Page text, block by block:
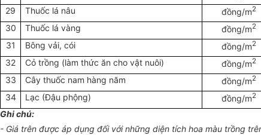
29
Thuốc lá nâu đồng/m2
30
Thuốc lá vàng đồng/m2
31
Bông vải, cói đồng/m2
32
Cỏ trồng (làm thức ăn cho vật nuôi) đồng/m2
33
Cây thuốc nam hàng năm đồng/m2
34
Lạc (Đậu phộng) đồng/m2
Ghi chú:
- Giá trên được áp dụng đối với những diện tích hoa màu trồng